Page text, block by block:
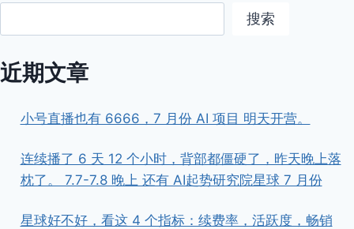
搜索
近期文章
小号直播也有 6666，7 月份 AI 项目 明天开营。
连续播了 6 天 12 个小时，背部都僵硬了，昨天晚上落
枕了。 7.7-7.8 晚上 还有 AI起势研究院星球 7 月份
星球好不好，看这 4 个指标：续费率，活跃度，畅销